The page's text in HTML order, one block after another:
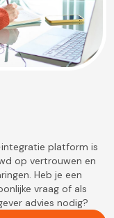
platform is
op vertrouwen en
Heb je een
vraag of als
advies nodig?